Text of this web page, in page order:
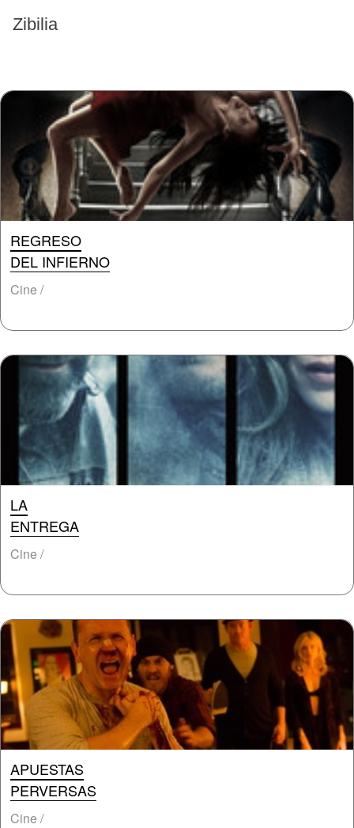
Zibilia
EVENTOS PASADOS
REGRESO
DEL INFIERNO
Cine /
LA
ENTREGA
Cine /
APUESTAS
PERVERSAS
Cine /